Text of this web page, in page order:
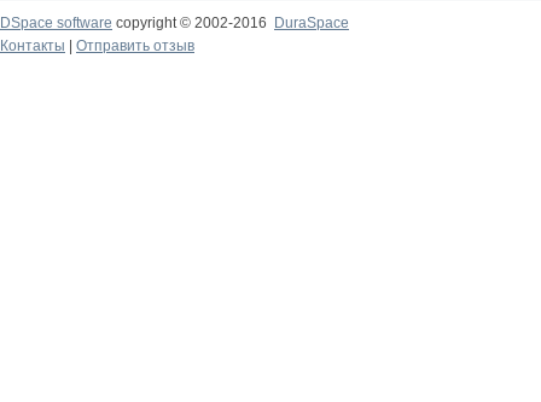
DSpace software copyright © 2002-2016
DuraSpace
Контакты
Отправить отзыв